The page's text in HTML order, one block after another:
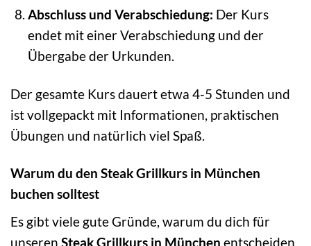
Abschluss und Verabschiedung: Der Kurs
endet mit einer Verabschiedung und der
Übergabe der Urkunden.
Der gesamte Kurs dauert etwa 4-5 Stunden und
ist vollgepackt mit Informationen, praktischen
Übungen und natürlich viel Spaß.
Warum du den Steak Grillkurs in München
buchen solltest
Es gibt viele gute Gründe, warum du dich für
unseren Steak Grillkurs in München entscheiden